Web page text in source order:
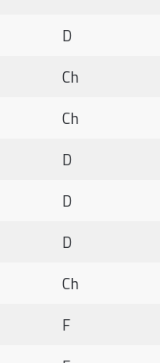
D
Ch
Ch
D
D
D
Ch
F